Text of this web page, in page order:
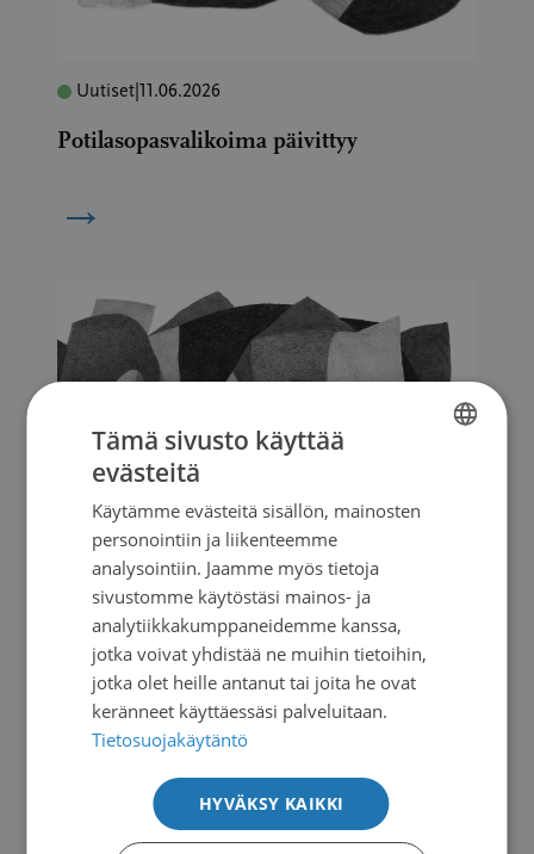
Uutiset 11.06.2026
Potilasopasvalikoima päivittyy
→
Uutiset|10.06.2026
TIEDOTE: Kysely: Asiakasmaksujen
korotukset uhkaavat estää syöpään
sairastuneita hakeutumasta hoitoon –
joka neljäs tinkii ruoasta tai muista
välttämättömistä menoista
SWEDISH
Tämä sivusto käyttää
evästeitä
Käytämme evästeitä sisällön, mainosten
personointiin ja liikenteemme
analysointiin. Jaamme myös tietoja
sivustomme käytöstäsi mainos- ja
analytiikkakumppaneidemme kanssa,
jotka voivat yhdistää ne muihin tietoihin,
jotka olet heille antanut tai joita he ovat
keränneet käyttäessäsi palveluitaan.
Tietosuojakäytäntö
HYVÄKSY KAIKKI